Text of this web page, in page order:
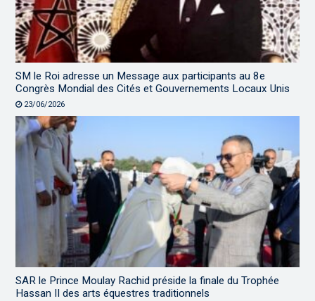
SM le Roi adresse un Message aux participants au 8e
Congrès Mondial des Cités et Gouvernements Locaux Unis
23/06/2026
SAR le Prince Moulay Rachid préside la finale du Trophée
Hassan II des arts équestres traditionnels